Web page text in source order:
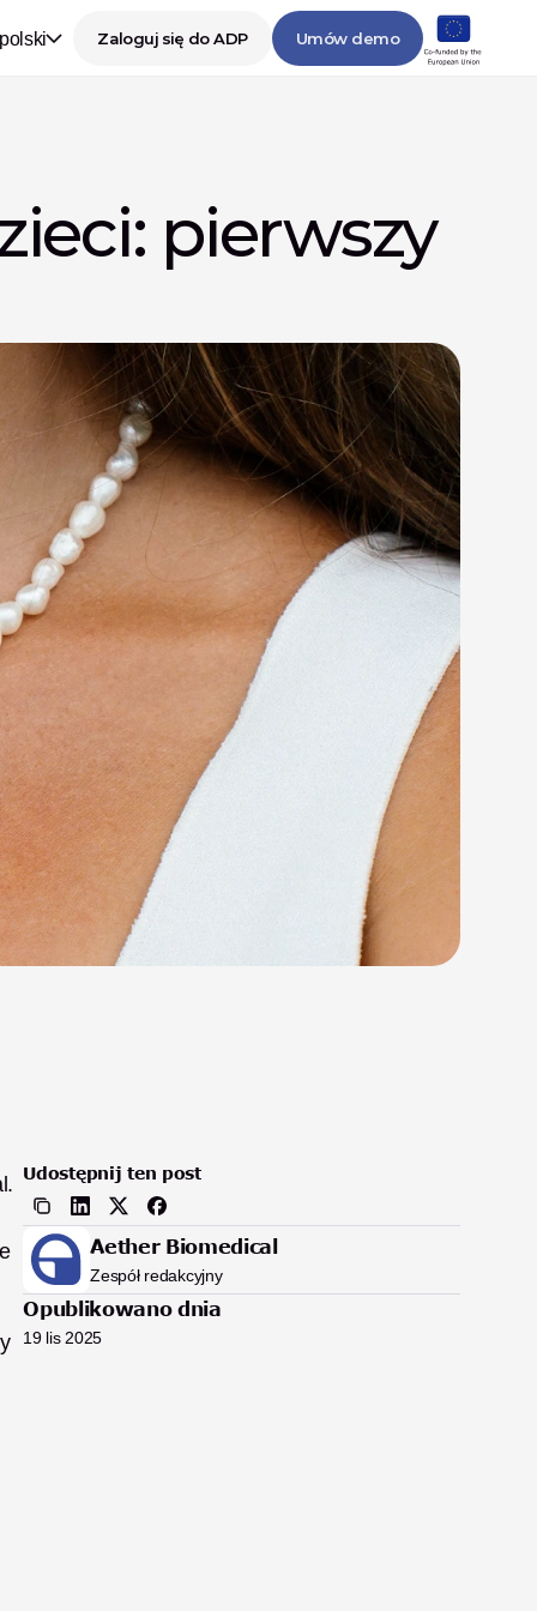
Zaloguj się do ADP Umów demo
pierwszy
Udostępnij ten post
Aether Biomedical
Zespół redakcyjny
Opublikowano dnia
19 lis 2025